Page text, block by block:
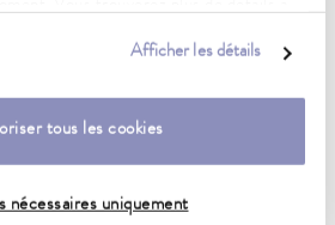
Afficher les détails
tous les cookies
nécessaires uniquement
selon le fluide frigorigène